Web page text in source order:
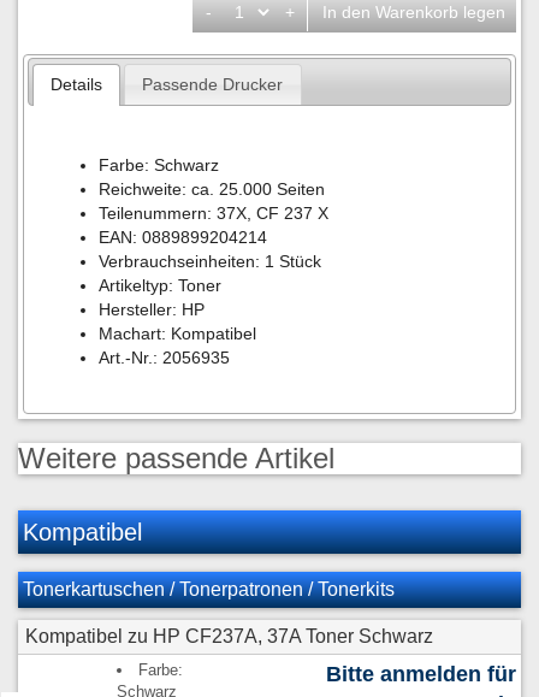
- + In den Warenkorb legen
Details Passende Drucker
Farbe: Schwarz
Reichweite: ca. 25.000 Seiten
Teilenummern: 37X, CF 237 X
EAN: 0889899204214
Verbrauchseinheiten: 1 Stück
Artikeltyp: Toner
Hersteller: HP
Machart: Kompatibel
Art.-Nr.: 2056935
Weitere passende Artikel
Kompatibel
Tonerkartuschen / Tonerpatronen / Tonerkits
Kompatibel zu HP CF237A, 37A Toner Schwarz
Farbe:
Schwarz
Bitte anmelden für